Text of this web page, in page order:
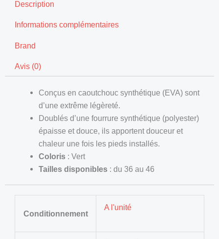
Description
Informations complémentaires
Brand
Avis (0)
Conçus en caoutchouc synthétique (EVA) sont
d’une extrême légèreté.
Doublés d’une fourrure synthétique (polyester)
épaisse et douce, ils apportent douceur et
chaleur une fois les pieds installés.
Coloris : Vert
Tailles disponibles : du 36 au 46
Conditionnement
A l'unité